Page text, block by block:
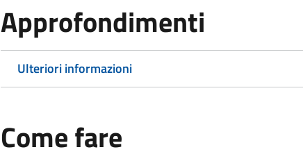
Approfondimenti
Ulteriori informazioni
Come fare